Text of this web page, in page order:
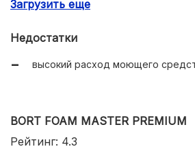
демократичная цена.
Загрузить еще
Недостатки
высокий расход моющего
BORT FOAM MASTER PREMIUM
Рейтинг: 4.3